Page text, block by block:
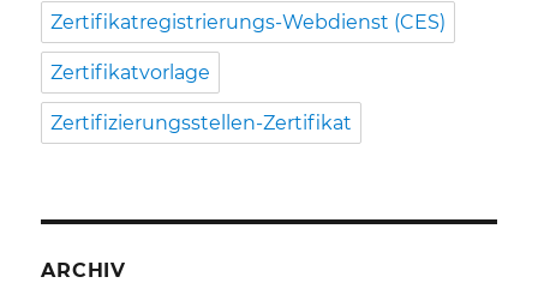
Zertifikatregistrierungs-Webdienst (CES)
Zertifikatvorlage
Zertifizierungsstellen-Zertifikat
ARCHIV